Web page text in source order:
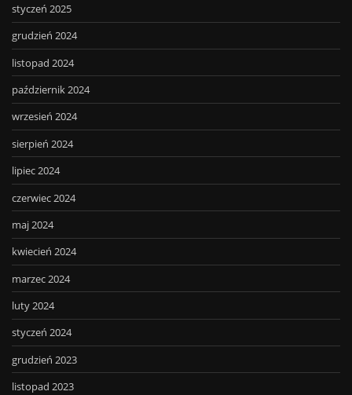
styczeń 2025
grudzień 2024
listopad 2024
październik 2024
wrzesień 2024
sierpień 2024
lipiec 2024
czerwiec 2024
maj 2024
kwiecień 2024
marzec 2024
luty 2024
styczeń 2024
grudzień 2023
listopad 2023